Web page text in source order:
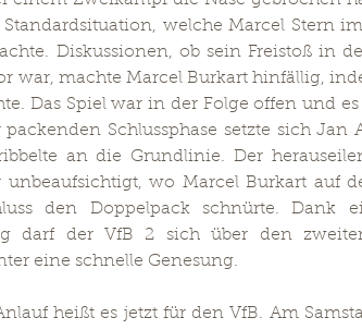
welche Marcel Stern
Diskussionen, ob sein Freistoß in
war, machte Marcel Burkart hinfällig,
Das Spiel war in der Folge offen und
Schlussphase setzte sich Jan
an die Grundlinie. Der
unbeaufsichtigt, wo Marcel Burkart auf
den Doppelpack schnürte. Dank
darf der VfB 2 sich über den
eine schnelle Genesung.
heißt es jetzt für den VfB. Am